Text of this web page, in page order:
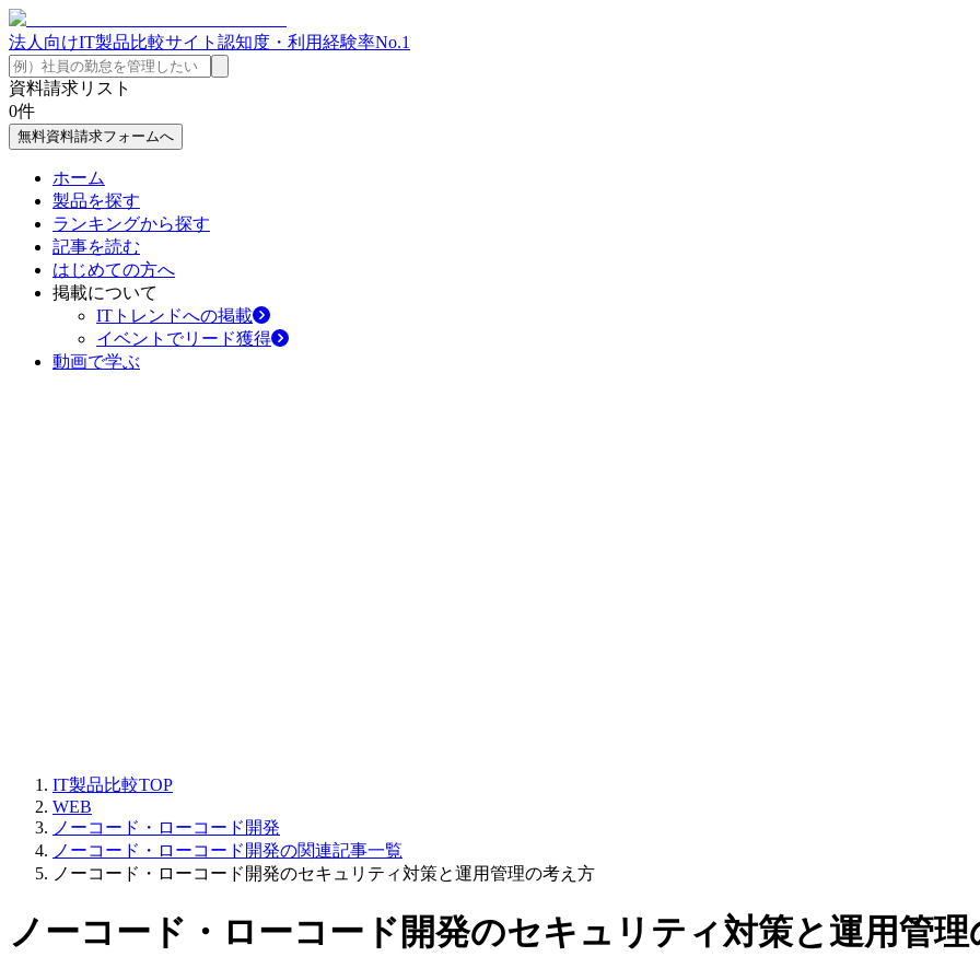
法人向けIT製品比較サイト 認知度・利用経験率No.1
資料請求リスト
0件
無料資料請求フォームへ
ホーム
製品を探す
ランキングから探す
記事を読む
はじめての方へ
掲載について
ITトレンドへの掲載
イベントでリード獲得
動画で学ぶ
IT製品比較TOP
WEB
ノーコード・ローコード開発
ノーコード・ローコード開発の関連記事一覧
ノーコード・ローコード開発のセキュリティ対策と運用管理の考え方
ノーコード・ローコード開発のセキュリティ対策と運用管理